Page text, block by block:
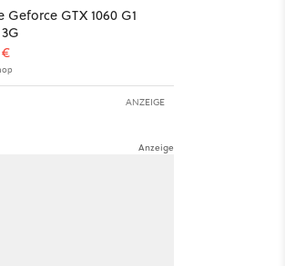
Geforce GTX 1060 G1
ANZEIGE